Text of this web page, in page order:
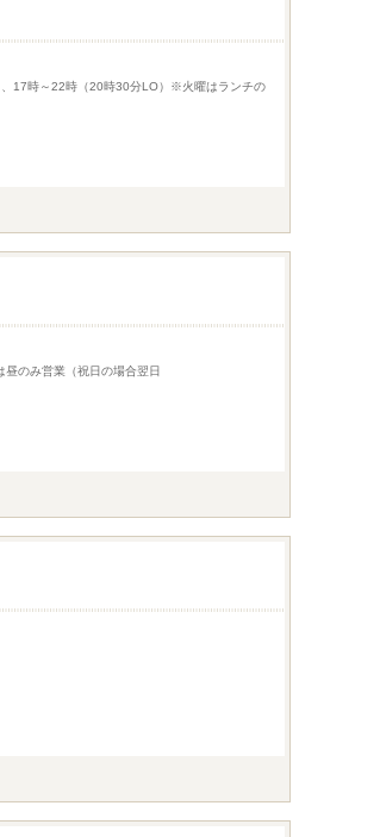
17時～22時（20時30分LO）※火曜はランチの
のみ営業（祝日の場合翌日